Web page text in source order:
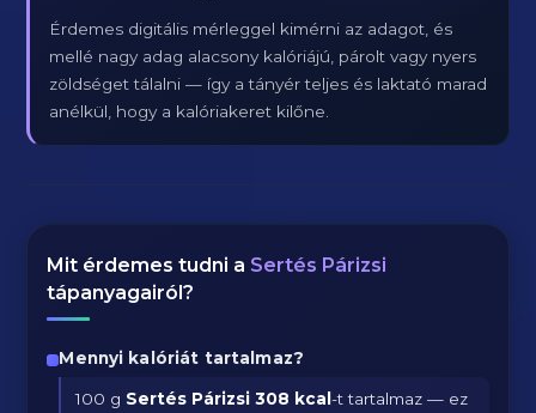
Érdemes digitális mérleggel kimérni az adagot, és
mellé nagy adag alacsony kalóriájú, párolt vagy nyers
zöldséget tálalni — így a tányér teljes és laktató marad
anélkül, hogy a kalóriakeret kilőne.
Mit érdemes tudni a Sertés Párizsi
tápanyagairól?
Mennyi kalóriát tartalmaz?
100 g Sertés Párizsi 308 kcal-t tartalmaz — ez